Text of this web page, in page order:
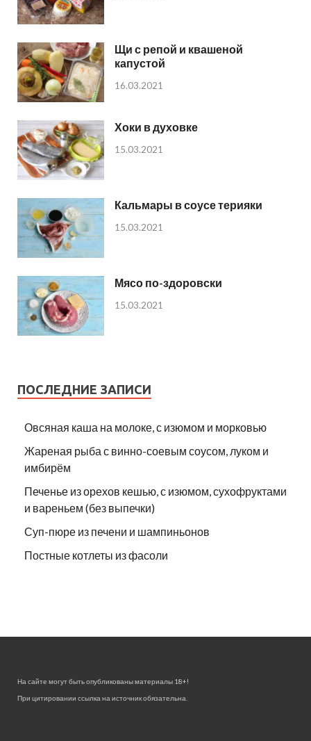
Щи с репой и квашеной
капустой
16.03.2021
Хоки в духовке
15.03.2021
Кальмары в соусе терияки
15.03.2021
Мясо по-здоровски
15.03.2021
ПОСЛЕДНИЕ ЗАПИСИ
Овсяная каша на молоке, с изюмом и морковью
Жареная рыба с винно-соевым соусом, луком и
имбирём
Печенье из орехов кешью, с изюмом, сухофруктами
и вареньем (без выпечки)
Суп-пюре из печени и шампиньонов
Постные котлеты из фасоли
На сайте могут быть опубликованы материалы 18+!
При цитировании ссылка на источник обязательна.